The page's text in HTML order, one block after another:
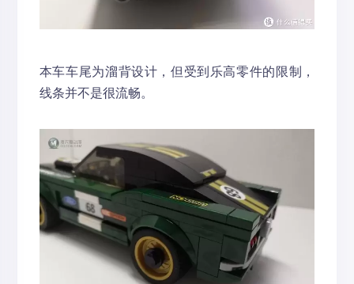
本车车尾为溜背设计，但受到乐高零件的限制，
线条并不是很流畅。